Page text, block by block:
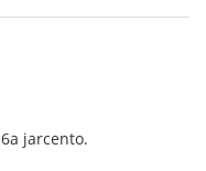
jarcento.